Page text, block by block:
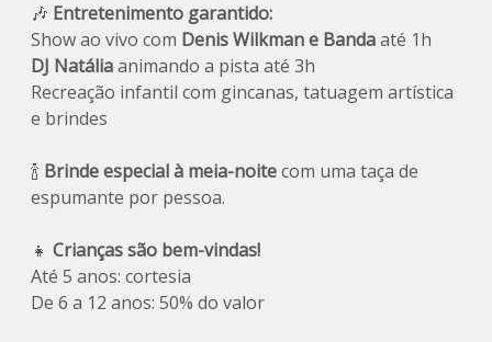
🎶 Entretenimento garantido:
Show ao vivo com Denis Wilkman e Bandaaté 1h
DJ Natáliaanimando a pista até 3h
Recreação infantil com gincanas, tatuagem artística
e brindes
🍾 Brinde especial à meia-noitecom uma taça de
espumante por pessoa.
👧 Crianças são bem-vindas!
Até 5 anos: cortesia
De 6 a 12 anos: 50% do valor